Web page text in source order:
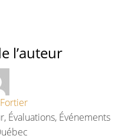
l’auteur
Évaluations, Événements